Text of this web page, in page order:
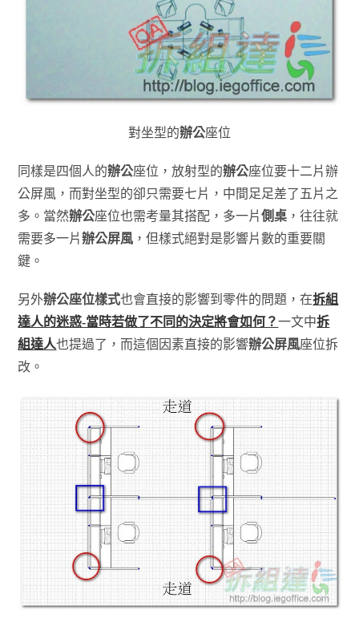
對坐型的辦公座位
同樣是四個人的辦公座位，放射型的辦公座位要十二片辦
公屏風，而對坐型的卻只需要七片，中間足足差了五片之
多。當然辦公座位也需考量其搭配，多一片側桌 ，往往就
需要多一片辦公屏風 ，但樣式絕對是影響片數的重要關
鍵。
另外辦公座位樣式也會直接的影響到零件的問題，在拆組
達人的迷惑-當時若做了不同的決定將會如何？一文中拆
組達人也提過了，而這個因素直接的影響辦公屏風座位拆
改。